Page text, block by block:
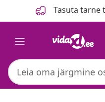
Tasuta tarne